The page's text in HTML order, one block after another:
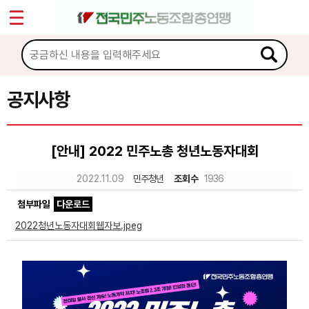
공지사항
[안내] 2022 민주노총 청년노동자대회
2022.11.09 민주청년 조회수 1936
첨부파일
다운로드
2022청년노동자대회웹자보.jpeg
마이페이지
소개
소식
공지사항
성명·보도
노동상담
자료
부설기관
Sketchbook5, 스케치북5
Sketchbook5, 스케치북5